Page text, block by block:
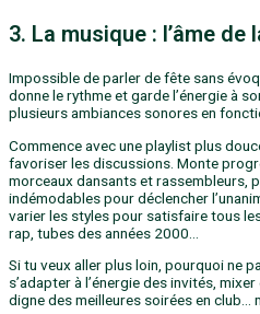
3. La musique : l’âme de
Impossible de parler de fête sans
donne le rythme et garde l’énergie à
plusieurs ambiances sonores en
Commence avec une playlist plus
favoriser les discussions. Monte
morceaux dansants et rassembleurs,
indémodables pour déclencher
varier les styles pour satisfaire tous
rap, tubes des années 2000…
Si tu veux aller plus loin, pourquoi ne
s’adapter à l’énergie des invités,
digne des meilleures soirées en club…